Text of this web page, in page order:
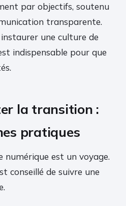
par objectifs, soutenu
transparente.
une culture de
indispensable pour que
la transition :
pratiques
numérique est un voyage.
conseillé de suivre une